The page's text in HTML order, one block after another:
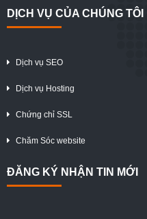
DỊCH VỤ CỦA CHÚNG TÔI
Dịch vụ SEO
Dịch vụ Hosting
Chứng chỉ SSL
Chăm Sóc website
ĐĂNG KÝ NHẬN TIN MỚI